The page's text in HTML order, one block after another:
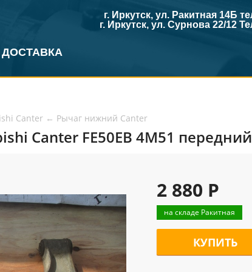
г. Иркутск, ул. Ракитная 14Б
г. Иркутск, ул. Сурнова 22/12
Canter ← Рычаг нижний Canter
Canter FE50EB 4M51
2 880 Р
на складе Ракитная
КУПИТЬ